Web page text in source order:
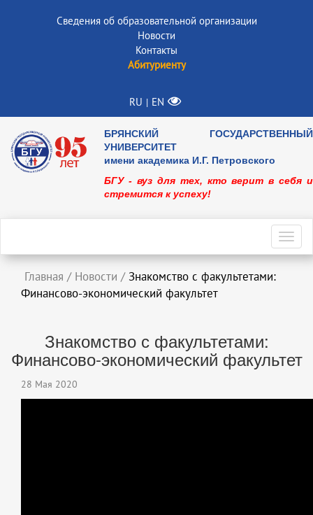
Сведения об образовательной организации
Новости
Контакты
Абитуриенту
RU | EN
БРЯНСКИЙ ГОСУДАРСТВЕННЫЙ
УНИВЕРСИТЕТ
имени академика И.Г. Петровского
БГУ - вуз для тех, кто верит в себя и
стремится к успеху!
Главная / Новости / Знакомство с факультетами:
Финансово-экономический факультет
Знакомство с факультетами:
Финансово-экономический факультет
28 Мая 2020